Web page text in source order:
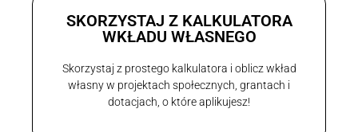
SKORZYSTAJ Z KALKULATORA
WKŁADU WŁASNEGO
Skorzystaj z prostego kalkulatora i oblicz wkład
własny w projektach społecznych, grantach i
dotacjach, o które aplikujesz!